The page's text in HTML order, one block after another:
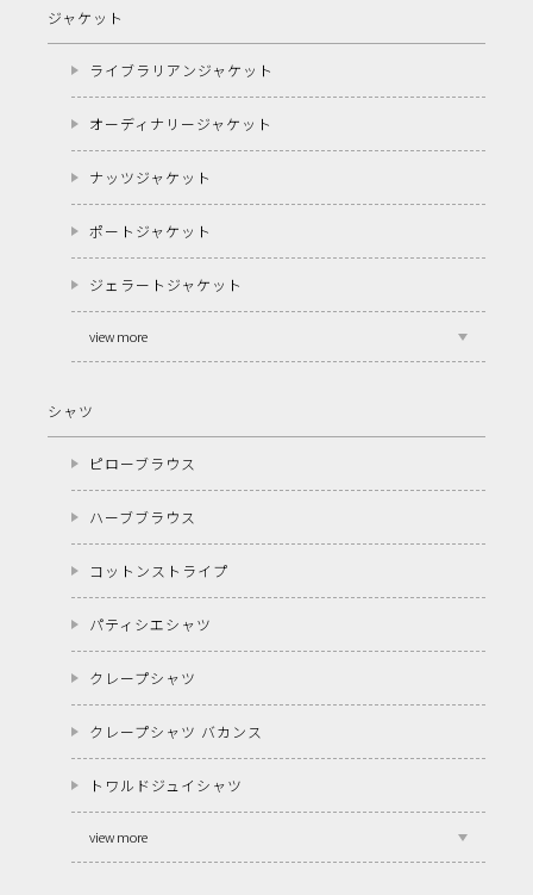
ジャケット
ライブラリアンジャケット
オーディナリージャケット
ナッツジャケット
ポートジャケット
ジェラートジャケット
view more
シャツ
ピローブラウス
ハーブブラウス
コットンストライプ
パティシエシャツ
クレープシャツ
クレープシャツ バカンス
トワルドジュイシャツ
view more